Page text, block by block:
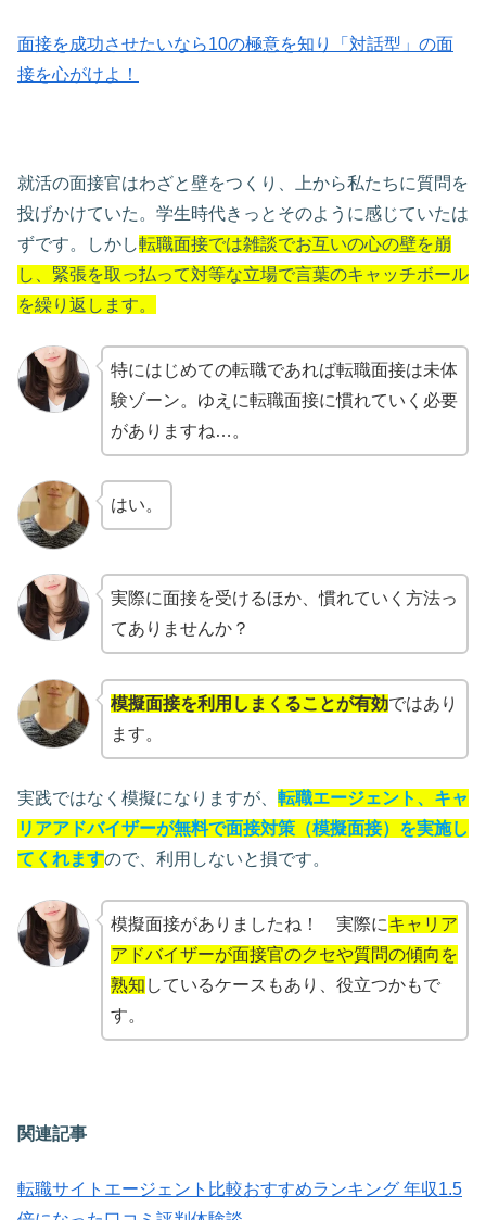
面接を成功させたいなら10の極意を知り「対話型」の面
接を心がけよ！
就活の面接官はわざと壁をつくり、上から私たちに質問を
投げかけていた。学生時代きっとそのように感じていたは
ずです。しかし転職面接では雑談でお互いの心の壁を崩
し、緊張を取っ払って対等な立場で言葉のキャッチボール
を繰り返します。
特にはじめての転職であれば転職面接は未体
験ゾーン。ゆえに転職面接に慣れていく必要
がありますね…。
はい。
実際に面接を受けるほか、慣れていく方法っ
てありませんか？
模擬面接を利用しまくることが有効ではあり
ます。
実践ではなく模擬になりますが、 転職エージェント、キャ
リアアドバイザーが無料で面接対策（模擬面接）を実施し
てくれますので、利用しないと損です。
模擬面接がありましたね！ 実際にキャリア
アドバイザーが面接官のクセや質問の傾向を
熟知 しているケースもあり、役立つかもで
す。
関連記事
転職サイトエージェント比較おすすめランキング 年収1.5